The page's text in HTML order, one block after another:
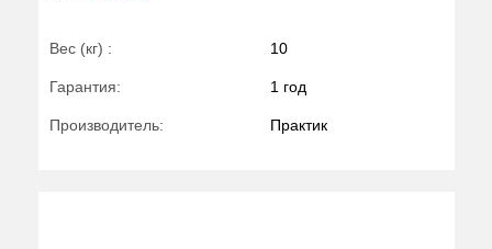
Вес (кг) : 10
Гарантия: 1 год
Производитель: Практик